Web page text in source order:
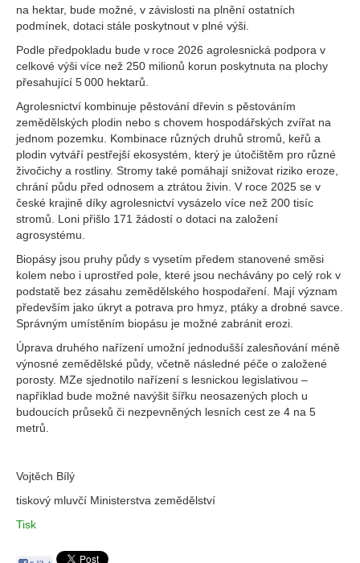
na hektar, bude možné, v závislosti na plnění ostatních
podmínek, dotaci stále poskytnout v plné výši.
Podle předpokladu bude v roce 2026 agrolesnická podpora v
celkové výši více než 250 milionů korun poskytnuta na plochy
přesahující 5 000 hektarů.
Agrolesnictví kombinuje pěstování dřevin s pěstováním
zemědělských plodin nebo s chovem hospodářských zvířat na
jednom pozemku. Kombinace různých druhů stromů, keřů a
plodin vytváří pestřejší ekosystém, který je útočištěm pro různé
živočichy a rostliny. Stromy také pomáhají snižovat riziko eroze,
chrání půdu před odnosem a ztrátou živin. V roce 2025 se v
české krajině díky agrolesnictví vysázelo více než 200 tisíc
stromů. Loni přišlo 171 žádostí o dotaci na založení
agrosystému.
Biopásy jsou pruhy půdy s vysetím předem stanovené směsi
kolem nebo i uprostřed pole, které jsou nechávány po celý rok v
podstatě bez zásahu zemědělského hospodaření. Mají význam
především jako úkryt a potrava pro hmyz, ptáky a drobné savce.
Správným umístěním biopásu je možné zabránit erozi.
Úprava druhého nařízení umožní jednodušší zalesňování méně
výnosné zemědělské půdy, včetně následné péče o založené
porosty. MZe sjednotilo nařízení s lesnickou legislativou –
například bude možné navýšit šířku neosazených ploch u
budoucích průseků či nezpevněných lesních cest ze 4 na 5
metrů.
Vojtěch Bílý
tiskový mluvčí Ministerstva zemědělství
Tisk